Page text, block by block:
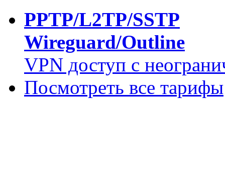
PPTP/L2TP/SSTP
Wireguard/Outline
VPN доступ с
Посмотреть все тарифы